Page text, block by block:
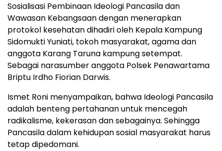
Sosialisasi Pembinaan Ideologi Pancasila dan
Wawasan Kebangsaan dengan menerapkan
protokol kesehatan dihadiri oleh Kepala Kampung
Sidomukti Yuniati, tokoh masyarakat, agama dan
anggota Karang Taruna kampung setempat.
Sebagai narasumber anggota Polsek Penawartama
Briptu Irdho Fiorian Darwis.
Ismet Roni menyampaikan, bahwa Ideologi Pancasila
adalah benteng pertahanan untuk mencegah
radikalisme, kekerasan dan sebagainya. Sehingga
Pancasila dalam kehidupan sosial masyarakat harus
tetap dipedomani.